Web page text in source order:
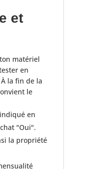
et
matériel
en
la fin de la
le
en
"Oui".
la propriété